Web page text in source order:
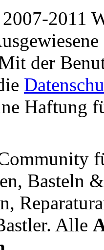
2011
der
Haftung
Basteln
Alle